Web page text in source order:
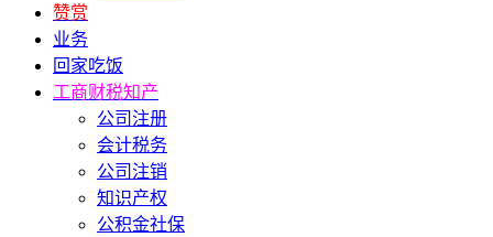
赞赏
业务
回家吃饭
工商财税知产
公司注册
会计税务
公司注销
知识产权
公积金社保